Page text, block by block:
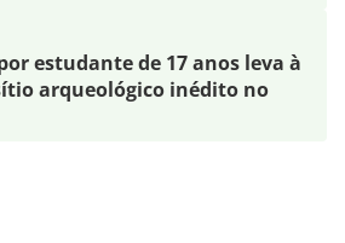
estudante de 17 anos leva à
arqueológico inédito no